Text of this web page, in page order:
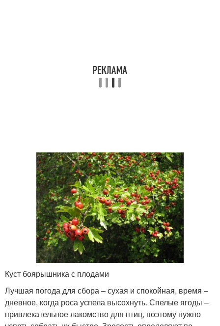
Куст боярышника с плодами
Лучшая погода для сбора – сухая и спокойная, время –
дневное, когда роса успела высохнуть. Спелые ягоды –
привлекательное лакомство для птиц, поэтому нужно